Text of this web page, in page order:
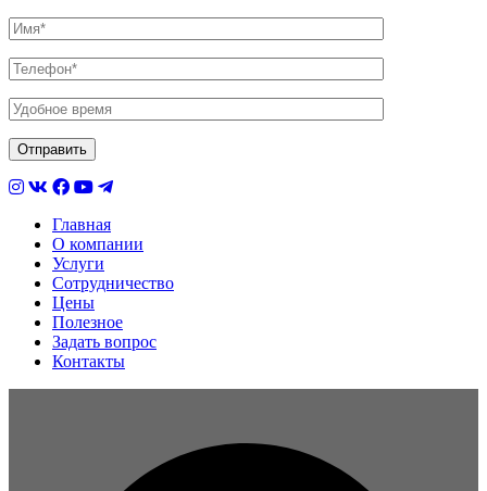
Главная
О компании
Услуги
Сотрудничество
Цены
Полезное
Задать вопрос
Контакты